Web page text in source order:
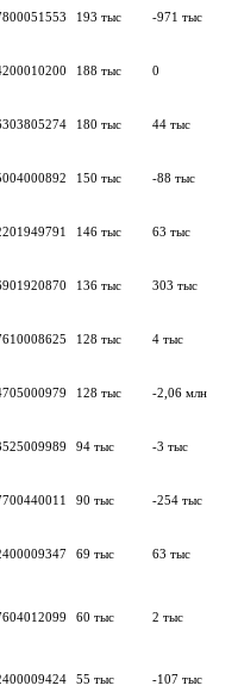
193 тыс -971 тыс
188 тыс 0
180 тыс 44 тыс
150 тыс -88 тыс
146 тыс 63 тыс
136 тыс 303 тыс
128 тыс 4 тыс
128 тыс -2,06 млн
94 тыс -3 тыс
90 тыс -254 тыс
69 тыс 63 тыс
60 тыс 2 тыс
55 тыс -107 тыс